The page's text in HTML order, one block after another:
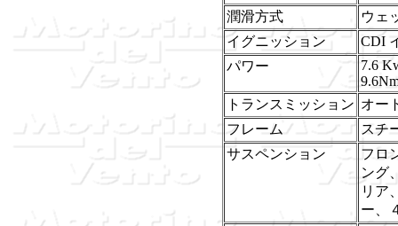
潤滑方式
ウェ
イグニッション
CDI
パワー
7.6
トランスミッション オー
フレーム
スチ
サスペンション
フロ
ング
リア
ー、